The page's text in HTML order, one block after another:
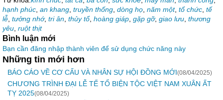
hạnh phúc an khang truyền thống dòng họ năm một, tổ chức tế
lễ tưởng nhớ, tri ân thủy tổ, hoàng giáp gặp gỡ, giao lưu thương
yêu ruột thịt
Bình luận mới
Bạn cần đăng nhập thành viên để sử dụng chức năng này
Những tin mới hơn
BÁO CÁO VỀ CƠ CẤU VÀ NHÂN SỰ HỘI ĐỒNG MỚI(08/04/2025)
CHƯƠNG TRÌNH ĐẠI LỄ TẾ TỔ BIỆN TỘC VIỆT NAM XUÂN ẤT
TỴ 2025(08/04/2025)